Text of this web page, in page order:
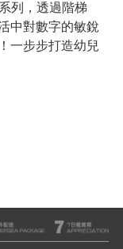
列，透過階梯
中對數字的敏銳
一步步打造幼兒